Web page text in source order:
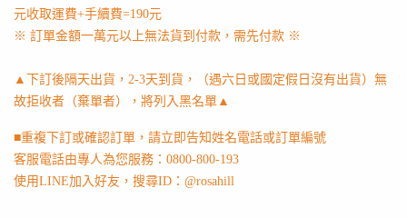
元收取運費+手續費=190元
※ 訂單金額一萬元以上無法貨到付款，需先付款 ※
▲下訂後隔天出貨，2-3天到貨，（遇六日或國定假日沒有出貨）無
故拒收者（棄單者），將列入黑名單▲
■重複下訂或確認訂單，請立即告知姓名電話或訂單編號
客服電話由專人為您服務：0800-800-193
使用LINE加入好友，搜尋ID：@rosahill